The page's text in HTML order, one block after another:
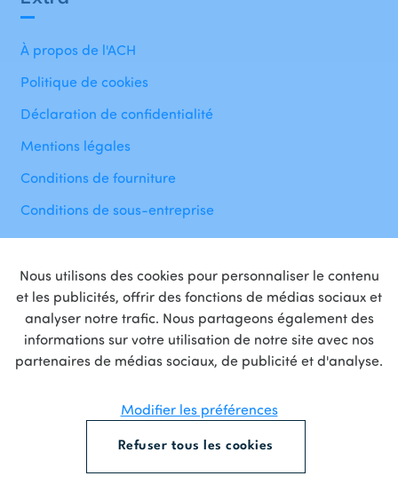
Nous utilisons des cookies pour personnaliser le contenu
et les publicités, offrir des fonctions de médias sociaux et
analyser notre trafic. Nous partageons également des
informations sur votre utilisation de notre site avec nos
partenaires de médias sociaux, de publicité et d'analyse.
Modifier les préférences
Refuser tous les cookies
À propos de l'ACH
Politique de cookies
Déclaration de confidentialité
Mentions légales
Conditions de fourniture
Conditions de sous-entreprise
Fièrepartenairede